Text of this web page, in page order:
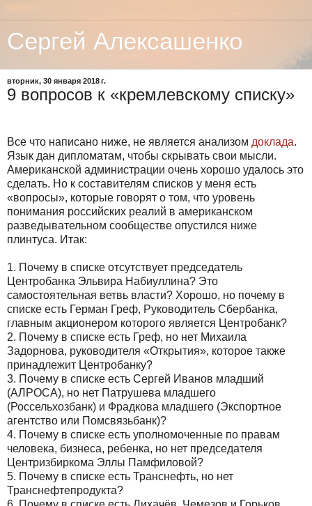
Сергей Алексашенко
вторник, 30 января 2018 г.
9 вопросов к «кремлевскому списку»
Все что написано ниже, не является анализом доклада.
Язык дан дипломатам, чтобы скрывать свои мысли.
Американской администрации очень хорошо удалось это
сделать. Но к составителям списков у меня есть
«вопросы», которые говорят о том, что уровень
понимания российских реалий в американском
разведывательном сообществе опустился ниже
плинтуса. Итак:
1. Почему в списке отсутствует председатель
Центробанка Эльвира Набиуллина? Это
самостоятельная ветвь власти? Хорошо, но почему в
списке есть Герман Греф, Руководитель Сбербанка,
главным акционером которого является Центробанк?
2. Почему в списке есть Греф, но нет Михаила
Задорнова, руководителя «Открытия», которое также
принадлежит Центробанку?
3. Почему в списке есть Сергей Иванов младший
(АЛРОСА), но нет Патрушева младшего
(Россельхозбанк) и Фрадкова младшего (Экспортное
агентство или Помсвязьбанк)?
4. Почему в списке есть уполномоченные по правам
человека, бизнеса, ребенка, но нет председателя
Центризбиркома Эллы Памфиловой?
5. Почему в списке есть Транснефть, но нет
Транснефтепродукта?